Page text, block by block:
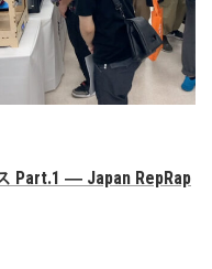
Part.1 ― Japan RepRap